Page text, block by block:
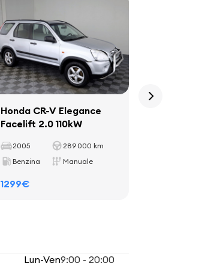
Honda CR-V Elegance
Facelift 2.0 110kW
2005
289 000 km
Benzina
Manuale
1299€
Lun-Ven9:00 - 20:00